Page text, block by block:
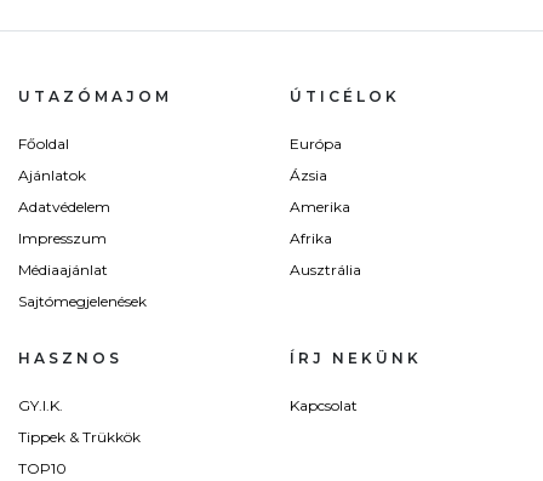
UTAZÓMAJOM
Főoldal
Ajánlatok
Adatvédelem
Impresszum
Médiaajánlat
Sajtómegjelenések
ÚTICÉLOK
Európa
Ázsia
Amerika
Afrika
Ausztrália
HASZNOS
GY.I.K.
Tippek & Trükkök
TOP10
ÍRJ NEKÜNK
Kapcsolat